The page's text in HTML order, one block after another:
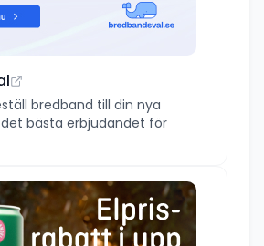
bredband till din nya
bästa erbjudandet för